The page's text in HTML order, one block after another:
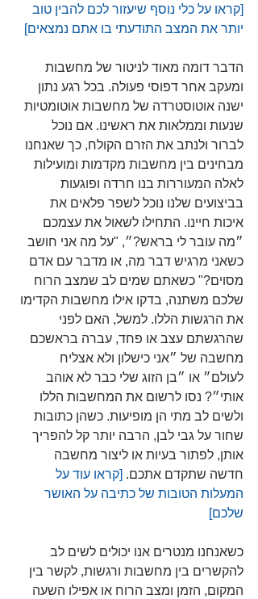
[קראו על כלי נוסף שיעזור לכם להבין טוב
יותר את המצב התודעתי בו אתם נמצאים]
הדבר דומה מאוד לניטור של מחשבות
ומעקב אחר דפוסי פעולה. בכל רגע נתון
ישנה אוטוסטרדה של מחשבות אוטומטיות
שנעות וממלאות את ראשינו. אם נוכל
לברור ולנתב את הזרם הקולח, כך שאנחנו
מבחינים בין מחשבות מקדמות ומועילות
לאלה המעוררות בנו חרדה ופוגעות
בביצועים שלנו נוכל לשפר פלאים את
איכות חיינו. התחילו לשאול את עצמכם
״מה עובר לי בראש?״, "על מה אני חושב
כשאני מרגיש דבר מה, או מדבר עם אדם
מסוים?" כשאתם שמים לב שמצב הרוח
שלכם משתנה, בדקו אילו מחשבות הקדימו
את הרגשות הללו. למשל, האם לפני
שהרגשתם עצב או פחד, עברה בראשכם
מחשבה של ״אני כישלון ולא אצליח
לעולם״ או ״בן הזוג שלי כבר לא אוהב
אותי״? נסו לרשום את המחשבות הללו
ולשים לב מתי הן מופיעות. כשהן כתובות
שחור על גבי לבן, הרבה יותר קל להפריך
אותן, לפתור בעיות או ליצור מחשבה
חדשה שתקדם אתכם. [קראו עוד על
המעלות הטובות של כתיבה על האושר
שלכם]
כשאנחנו מנטרים אנו יכולים לשים לב
להקשרים בין מחשבות ורגשות, לקשר בין
המקום, הזמן ומצב הרוח או אפילו השעה